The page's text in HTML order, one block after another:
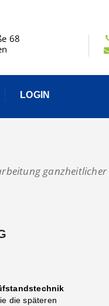
68
LOGIN
ganzheitlicher
die späteren